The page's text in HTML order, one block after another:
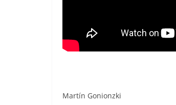
Martín Gonionzki